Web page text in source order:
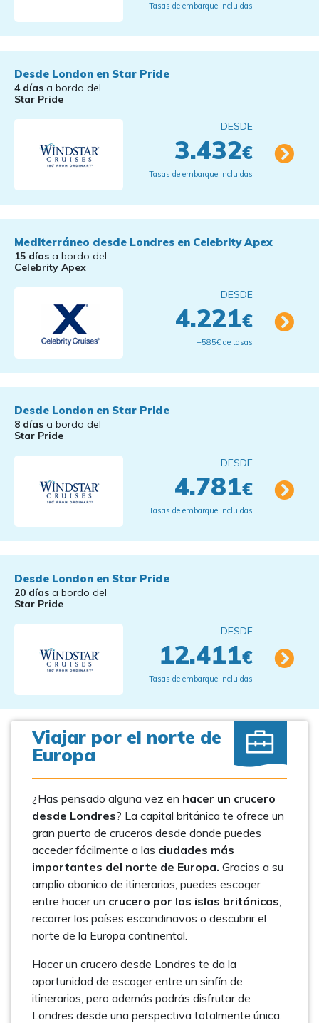
Tasas de embarque incluidas
Desde London en Star Pride
4 días a bordo del
Star Pride
DESDE
3.432€
Tasas de embarque incluidas
Mediterráneo desde Londres en Celebrity Apex
15 días a bordo del
Celebrity Apex
DESDE
4.221€
+585€ de tasas
Desde London en Star Pride
8 días a bordo del
Star Pride
DESDE
4.781€
Tasas de embarque incluidas
Desde London en Star Pride
20 días a bordo del
Star Pride
DESDE
12.411€
Tasas de embarque incluidas
Viajar por el norte de
Europa
¿Has pensado alguna vez en hacer un crucero
desde Londres? La capital británica te ofrece un
gran puerto de cruceros desde donde puedes
acceder fácilmente a las ciudades más
importantes del norte de Europa. Gracias a su
amplio abanico de itinerarios, puedes escoger
entre hacer un crucero por las islas británicas,
recorrer los países escandinavos o descubrir el
norte de la Europa continental.
Hacer un crucero desde Londres te da la
oportunidad de escoger entre un sinfín de
itinerarios, pero además podrás disfrutar de
Londres desde una perspectiva totalmente única.